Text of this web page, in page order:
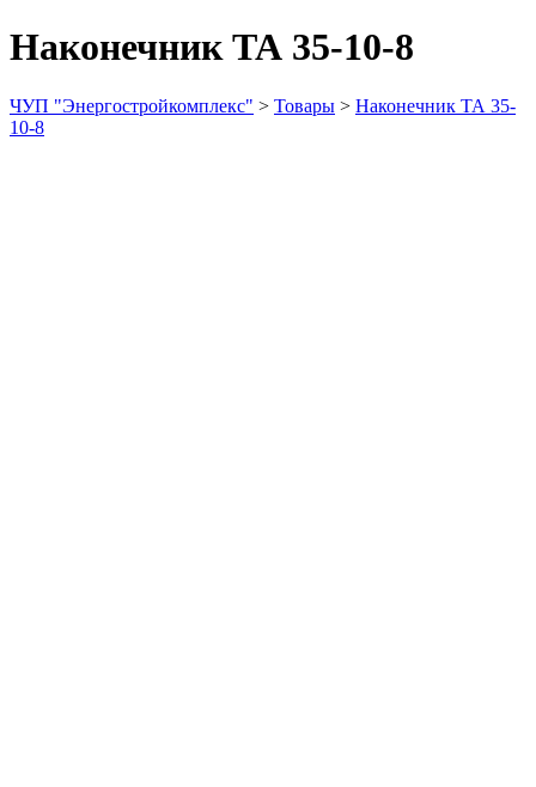
Наконечник ТА 35-10-8
ЧУП "Энергостройкомплекс" > Товары > Наконечник ТА 35-
10-8